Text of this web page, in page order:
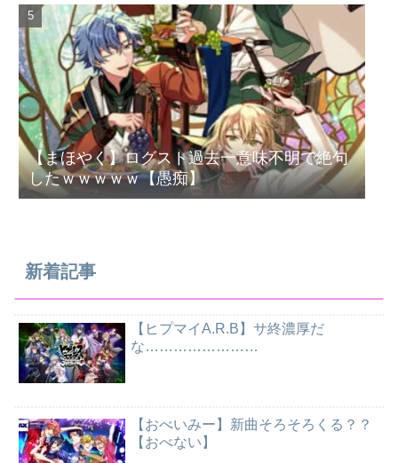
【まほやく】ログスト過去一意味不明で絶句
したｗｗｗｗｗ【愚痴】
新着記事
【ヒプマイA.R.B】サ終濃厚だ
な……………………
【おべいみー】新曲そろそろくる？？
【おべない】